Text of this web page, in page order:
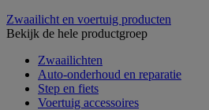
Zwaailicht en voertuig producten
Bekijk de hele productgroep
Zwaailichten
Auto-onderhoud en reparatie
Step en fiets
Voertuig accessoires